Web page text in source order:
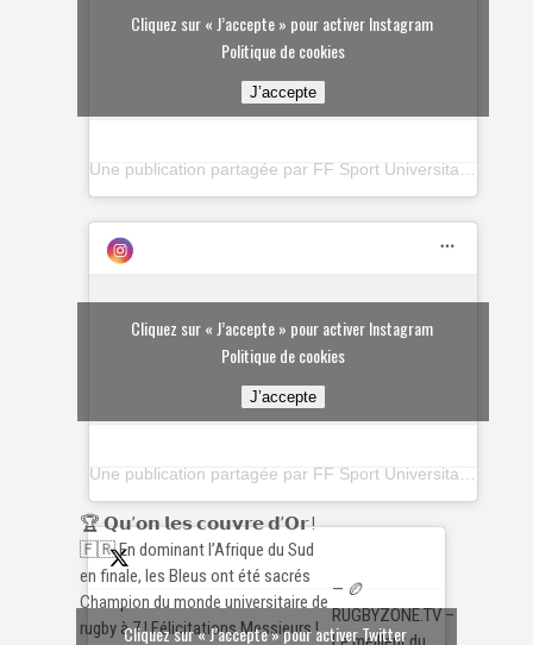
Cliquez sur « J’accepte » pour activer Instagram
Politique de cookies
J’accepte
Cliquez sur « J’accepte » pour activer Instagram
Politique de cookies
J’accepte
🏆 𝗤𝘂’𝗼𝗻 𝗹𝗲𝘀 𝗰𝗼𝘂𝘃𝗿𝗲 𝗱’𝗢𝗿 !
🇫🇷 En dominant l’Afrique du Sud
en finale, les Bleus ont été sacrés
Champion du monde universitaire de
rugby à 7 ! Félicitations Messieurs !
— 🏉
RUGBYZONE.TV –
Cliquez sur « J’accepte » pour activer Twitter